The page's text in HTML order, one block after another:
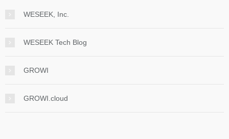
WESEEK, Inc.
WESEEK Tech Blog
GROWI
GROWI.cloud